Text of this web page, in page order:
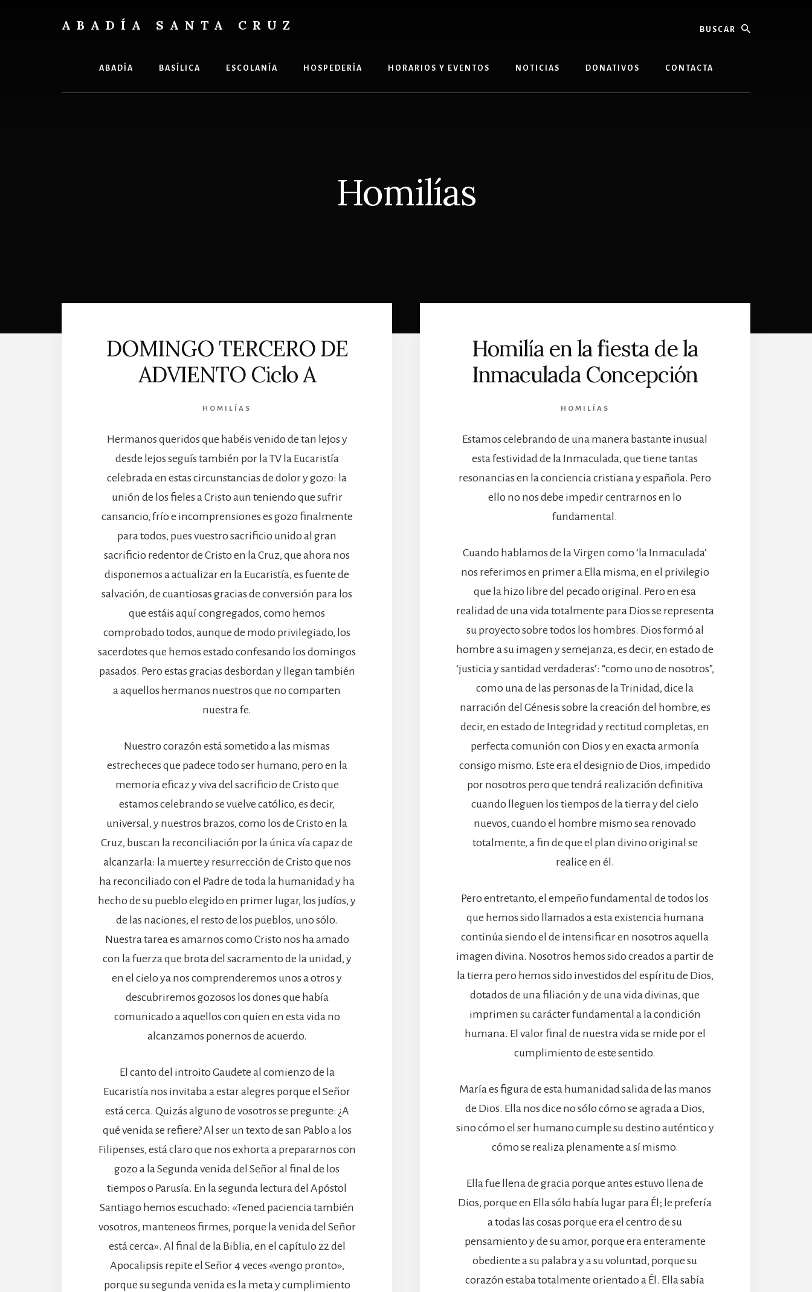
ABADÍA SANTA CRUZ
ABADÍA BASÍLICA ESCOLANÍA HOSPEDERÍA HORARIOS Y EVENTOS NOTICIAS DONATIVOS CONTACTA
Homilías
DOMINGO TERCERO DE
ADVIENTO Ciclo A
HOMILÍAS
Hermanos queridos que habéis venido de tan lejos y
desde lejos seguís también por la TV la Eucaristía
celebrada en estas circunstancias de dolor y gozo: la
unión de los fieles a Cristo aun teniendo que sufrir
cansancio, frío e incomprensiones es gozo finalmente
para todos, pues vuestro sacrificio unido al gran
sacrificio redentor de Cristo en la Cruz, que ahora nos
disponemos a actualizar en la Eucaristía, es fuente de
salvación, de cuantiosas gracias de conversión para los
que estáis aquí congregados, como hemos
comprobado todos, aunque de modo privilegiado, los
sacerdotes que hemos estado confesando los domingos
pasados. Pero estas gracias desbordan y llegan también
a aquellos hermanos nuestros que no comparten
nuestra fe.
Nuestro corazón está sometido a las mismas
estrecheces que padece todo ser humano, pero en la
memoria eficaz y viva del sacrificio de Cristo que
estamos celebrando se vuelve católico, es decir,
universal, y nuestros brazos, como los de Cristo en la
Cruz, buscan la reconciliación por la única vía capaz de
alcanzarla: la muerte y resurrección de Cristo que nos
ha reconciliado con el Padre de toda la humanidad y ha
hecho de su pueblo elegido en primer lugar, los judíos, y
de las naciones, el resto de los pueblos, uno sólo.
Nuestra tarea es amarnos como Cristo nos ha amado
con la fuerza que brota del sacramento de la unidad, y
en el cielo ya nos comprenderemos unos a otros y
descubriremos gozosos los dones que había
comunicado a aquellos con quien en esta vida no
alcanzamos ponernos de acuerdo.
El canto del introito Gaudete al comienzo de la
Eucaristía nos invitaba a estar alegres porque el Señor
está cerca. Quizás alguno de vosotros se pregunte: ¿A
qué venida se refiere? Al ser un texto de san Pablo a los
Filipenses, está claro que nos exhorta a prepararnos con
gozo a la Segunda venida del Señor al final de los
tiempos o Parusía. En la segunda lectura del Apóstol
Santiago hemos escuchado: «Tened paciencia también
vosotros, manteneos firmes, porque la venida del Señor
está cerca». Al final de la Biblia, en el capítulo 22 del
Apocalipsis repite el Señor 4 veces «vengo pronto»,
porque su segunda venida es la meta y cumplimiento
Homilía en la fiesta de la
Inmaculada Concepción
HOMILÍAS
Estamos celebrando de una manera bastante inusual
esta festividad de la Inmaculada, que tiene tantas
resonancias en la conciencia cristiana y española. Pero
ello no nos debe impedir centrarnos en lo
fundamental.
Cuando hablamos de la Virgen como ‘la Inmaculada’
nos referimos en primer a Ella misma, en el privilegio
que la hizo libre del pecado original. Pero en esa
realidad de una vida totalmente para Dios se representa
su proyecto sobre todos los hombres. Dios formó al
hombre a su imagen y semejanza, es decir, en estado de
‘justicia y santidad verdaderas’: “como uno de nosotros”,
como una de las personas de la Trinidad, dice la
narración del Génesis sobre la creación del hombre, es
decir, en estado de Integridad y rectitud completas, en
perfecta comunión con Dios y en exacta armonía
consigo mismo. Este era el designio de Dios, impedido
por nosotros pero que tendrá realización definitiva
cuando lleguen los tiempos de la tierra y del cielo
nuevos, cuando el hombre mismo sea renovado
totalmente, a fin de que el plan divino original se
realice en él.
Pero entretanto, el empeño fundamental de todos los
que hemos sido llamados a esta existencia humana
continúa siendo el de intensificar en nosotros aquella
imagen divina. Nosotros hemos sido creados a partir de
la tierra pero hemos sido investidos del espíritu de Dios,
dotados de una filiación y de una vida divinas, que
imprimen su carácter fundamental a la condición
humana. El valor final de nuestra vida se mide por el
cumplimiento de este sentido.
María es figura de esta humanidad salida de las manos
de Dios. Ella nos dice no sólo cómo se agrada a Dios,
sino cómo el ser humano cumple su destino auténtico y
cómo se realiza plenamente a sí mismo.
Ella fue llena de gracia porque antes estuvo llena de
Dios, porque en Ella sólo había lugar para Él; le prefería
a todas las cosas porque era el centro de su
pensamiento y de su amor, porque era enteramente
obediente a su palabra y a su voluntad, porque su
corazón estaba totalmente orientado a Él. Ella sabía